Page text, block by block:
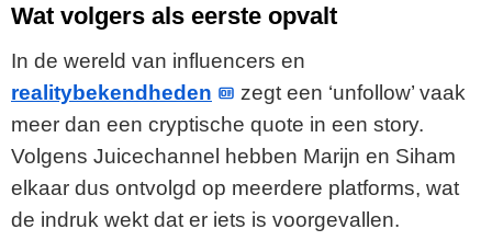
Wat volgers als eerste opvalt
In de wereld van influencers en
realitybekendheden
zegt een ‘unfollow’ vaak
meer dan een cryptische quote in een story.
Volgens Juicechannel hebben Marijn en Siham
elkaar dus ontvolgd op meerdere platforms, wat
de indruk wekt dat er iets is voorgevallen.